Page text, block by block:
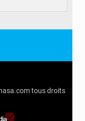
tous droits